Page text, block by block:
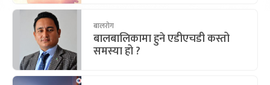
बालरोग
बालबालिकामा हुने एडीएचडी कस्तो
समस्या हो ?